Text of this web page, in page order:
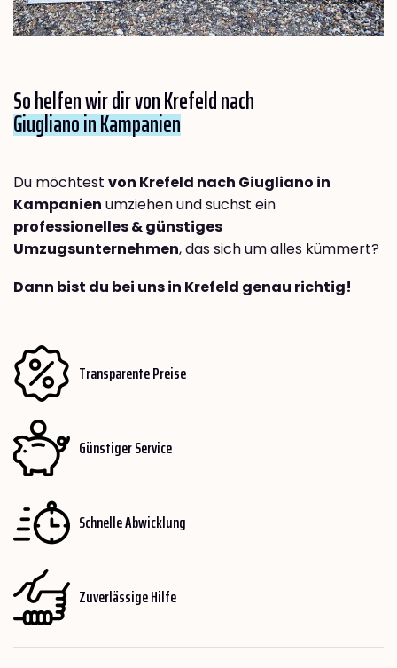
So helfen wir dir von Krefeld nach
Giugliano in Kampanien
Du möchtest von Krefeld nach Giugliano in
Kampanien umziehen und suchst ein
professionelles & günstiges
Umzugsunternehmen, das sich um alles kümmert?
Dann bist du bei uns in Krefeld genau richtig!
Transparente Preise
Günstiger Service
Schnelle Abwicklung
Zuverlässige Hilfe